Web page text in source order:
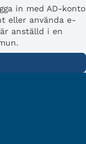
in med AD-konto
eller använda e-
anställd i en